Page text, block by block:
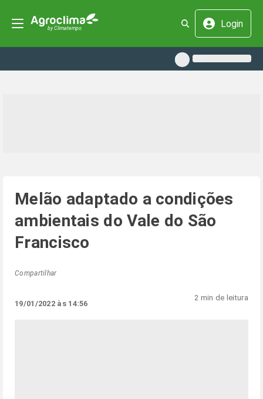
Login
Melão adaptado a condições
ambientais do Vale do São
Francisco
Compartilhar
19/01/2022 às 14:56
2 min de leitura